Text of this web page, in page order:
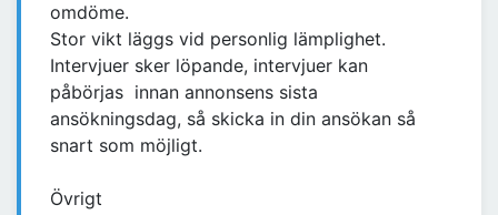
omdöme.
Stor vikt läggs vid personlig lämplighet.
Intervjuer sker löpande, intervjuer kan
påbörjas innan annonsens sista
ansökningsdag, så skicka in din ansökan så
snart som möjligt.
Övrigt